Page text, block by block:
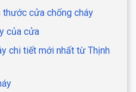
thước cửa chống cháy
của cửa
chi tiết mới nhất từ Thịnh